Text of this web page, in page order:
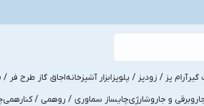
گیرآرام پز / زودپز / پلوپزابزار آشپزخانهاجاق گاز طرح فر /
و جاروشارژیچایساز سماوری / روهمی / کنارهمی